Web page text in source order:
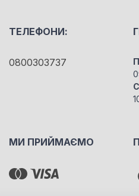
ТЕЛЕФОНИ:
0800303737
МИ ПРИЙМАЄМО